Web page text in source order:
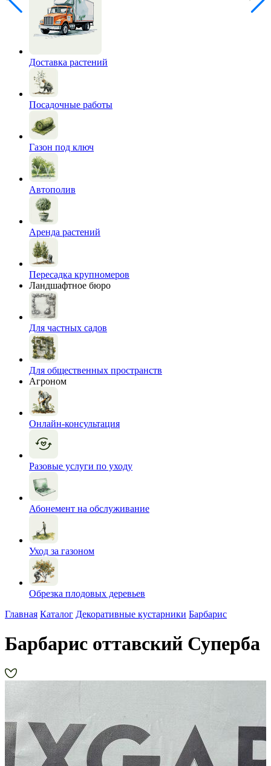
Доставка растений
Посадочные работы
Газон под ключ
Автополив
Аренда растений
Пересадка крупномеров
Ландшафтное бюро
Для частных садов
Для общественных пространств
Агроном
Онлайн-консультация
Разовые услуги по уходу
Абонемент на обслуживание
Уход за газоном
Обрезка плодовых деревьев
Главная Каталог Декоративные кустарники Барбарис
Барбарис оттавский Суперба